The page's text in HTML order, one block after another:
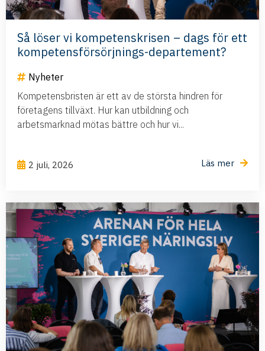
Så löser vi kompetenskrisen – dags för ett
kompetensförsörjnings-departement?
Nyheter
Kompetensbristen är ett av de största hindren för
företagens tillväxt. Hur kan utbildning och
arbetsmarknad mötas bättre och hur vi...
2 juli, 2026 Läs mer